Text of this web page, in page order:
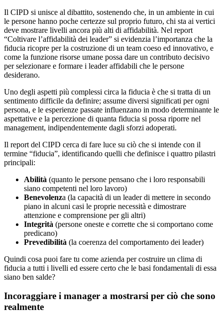
Il CIPD si unisce al dibattito, sostenendo che, in un ambiente in cui
le persone hanno poche certezze sul proprio futuro, chi sta ai vertici
deve mostrare livelli ancora più alti di affidabilità. Nel report
“Coltivare l’affidabilità dei leader” si evidenzia l’importanza che la
fiducia ricopre per la costruzione di un team coeso ed innovativo, e
come la funzione risorse umane possa dare un contributo decisivo
per selezionare e formare i leader affidabili che le persone
desiderano.
Uno degli aspetti più complessi circa la fiducia è che si tratta di un
sentimento difficile da definire; assume diversi significati per ogni
persona, e le esperienze passate influenzano in modo determinante le
aspettative e la percezione di quanta fiducia si possa riporre nel
management, indipendentemente dagli sforzi adoperati.
Il report del CIPD cerca di fare luce su ciò che si intende con il
termine “fiducia”, identificando quelli che definisce i quattro pilastri
principali:
Abilità (quanto le persone pensano che i loro responsabili
siano competenti nel loro lavoro)
Benevolenza (la capacità di un leader di mettere in secondo
piano in alcuni casi le proprie necessità e dimostrare
attenzione e comprensione per gli altri)
Integrità (persone oneste e corrette che si comportano come
predicano)
Prevedibilità (la coerenza del comportamento dei leader)
Quindi cosa puoi fare tu come azienda per costruire un clima di
fiducia a tutti i livelli ed essere certo che le basi fondamentali di essa
siano ben salde?
Incoraggiare i manager a mostrarsi per ciò che sono
realmente